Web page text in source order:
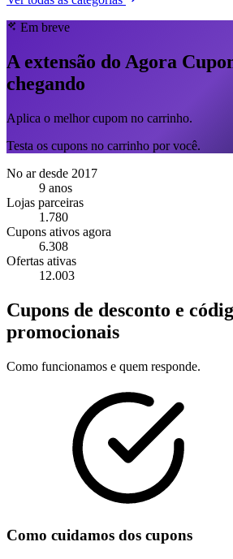
Em breve
A extensão do Agora
chegando
Aplica o melhor cupom no carrinho.
Testa os cupons no carrinho por você.
No ar desde 2017
9 anos
Lojas parceiras
1.780
Cupons ativos agora
6.308
Ofertas ativas
12.003
Cupons de desconto e
promocionais
Como funcionamos e quem responde.
Como cuidamos dos cupons